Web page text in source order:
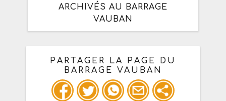
ARCHIVÉS AU BARRAGE
VAUBAN
PARTAGER LA PAGE DU
BARRAGE VAUBAN